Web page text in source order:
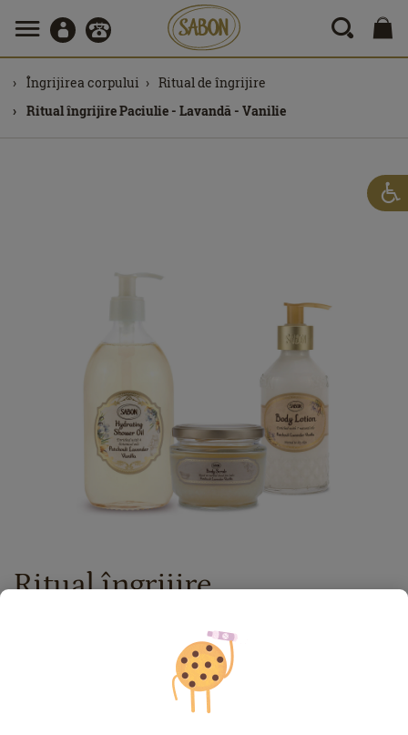
Îngrijirea corpului
Ritual de îngrijire
Ritual îngrijire Paciulie - Lavandă - Vanilie
Ritual îngrijire
321.30